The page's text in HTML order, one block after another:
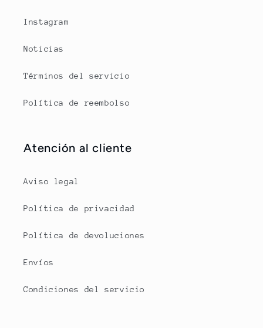
Instagram
Noticias
Términos del servicio
Política de reembolso
Atención al cliente
Aviso legal
Política de privacidad
Política de devoluciones
Envíos
Condiciones del servicio